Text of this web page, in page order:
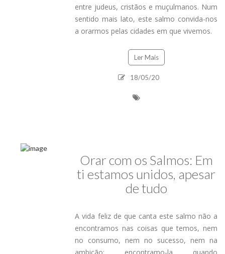
entre judeus, cristãos e muçulmanos. Num
sentido mais lato, este salmo convida-nos
a orarmos pelas cidades em que vivemos.
Ler Mais
18/05/20
Orar com os Salmos: Em
ti estamos unidos, apesar
de tudo
A vida feliz de que canta este salmo não a
encontramos nas coisas que temos, nem
no consumo, nem no sucesso, nem na